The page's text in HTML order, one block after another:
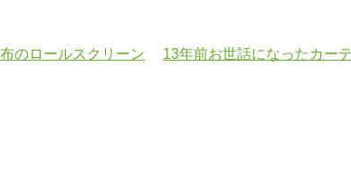
のロールスクリーン 13年前お世話になったカー